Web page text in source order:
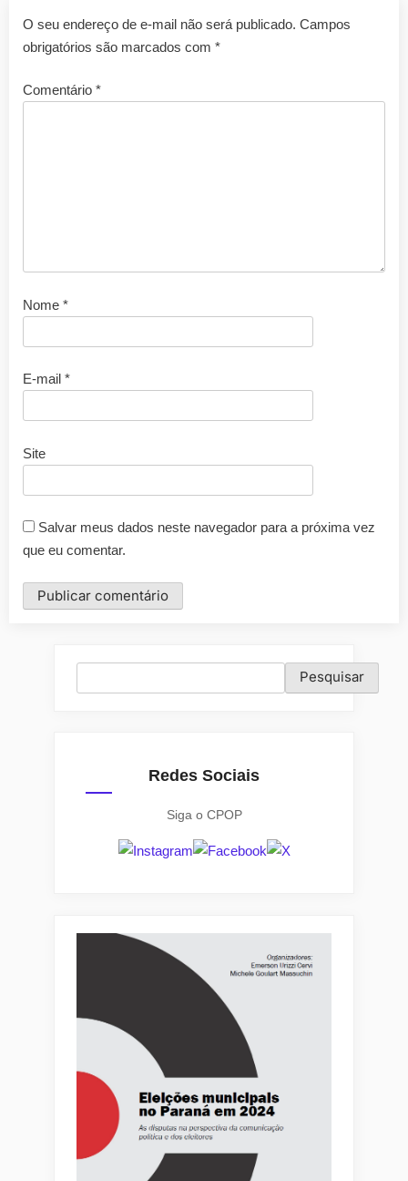
O seu endereço de e-mail não será publicado. Campos
obrigatórios são marcados com *
Comentário *
Nome *
E-mail *
Site
Salvar meus dados neste navegador para a próxima vez
que eu comentar.
Pesquisar
Redes Sociais
Siga o CPOP